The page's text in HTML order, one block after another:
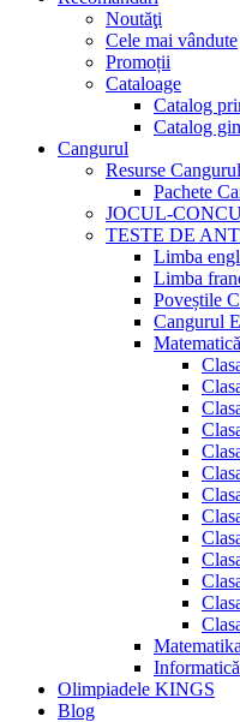
Noutăţi
Cele mai vândute
Promoții
Cataloage
Catalog
Catalog
Cangurul
Resurse Cangurul
Pachete
JOCUL-
TESTE DE
Limba
Limba
Poveștile
Cangurul
Matematică
Matematika
Informatică
Olimpiadele KINGS
Blog